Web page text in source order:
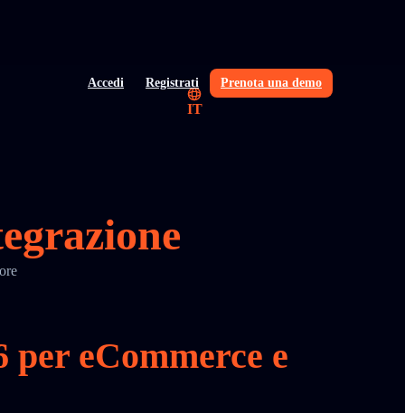
Accedi Registrati Prenota una demo
IT
eCommerce e